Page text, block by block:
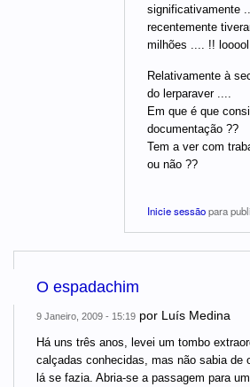
significativamente
recentemente
milhões .... !! looool
Relativamente à
do lerparaver ....
Em que é que
documentação ??
Tem a ver com
ou não ??
Inicie sessãopara
O espadachim
9 Janeiro, 2009 - 15:19 por Luís Medina
Há uns três anos, levei um tombo
calçadas conhecidas, mas não sabia de
lá se fazia. Abria-se a passagem para